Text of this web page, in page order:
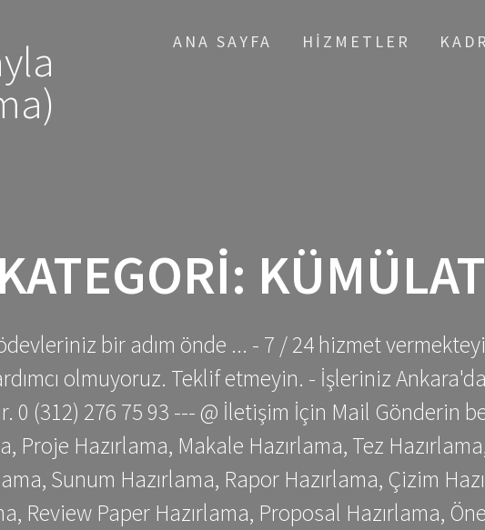
ANA SAYFA HIZMETLER
KATEGORI:
bir adım önde ... - 7 / 24 hizmet
olmuyoruz. Teklif etmeyin. - İşleriniz
0 (312) 276 75 93 --- @ İletişim İçin Mail Gönderin
Proje Hazırlama, Makale Hazırlama, Tez
Sunum Hazırlama, Rapor Hazırlama, Çizim
Review Paper Hazırlama, Proposal Hazırlama,